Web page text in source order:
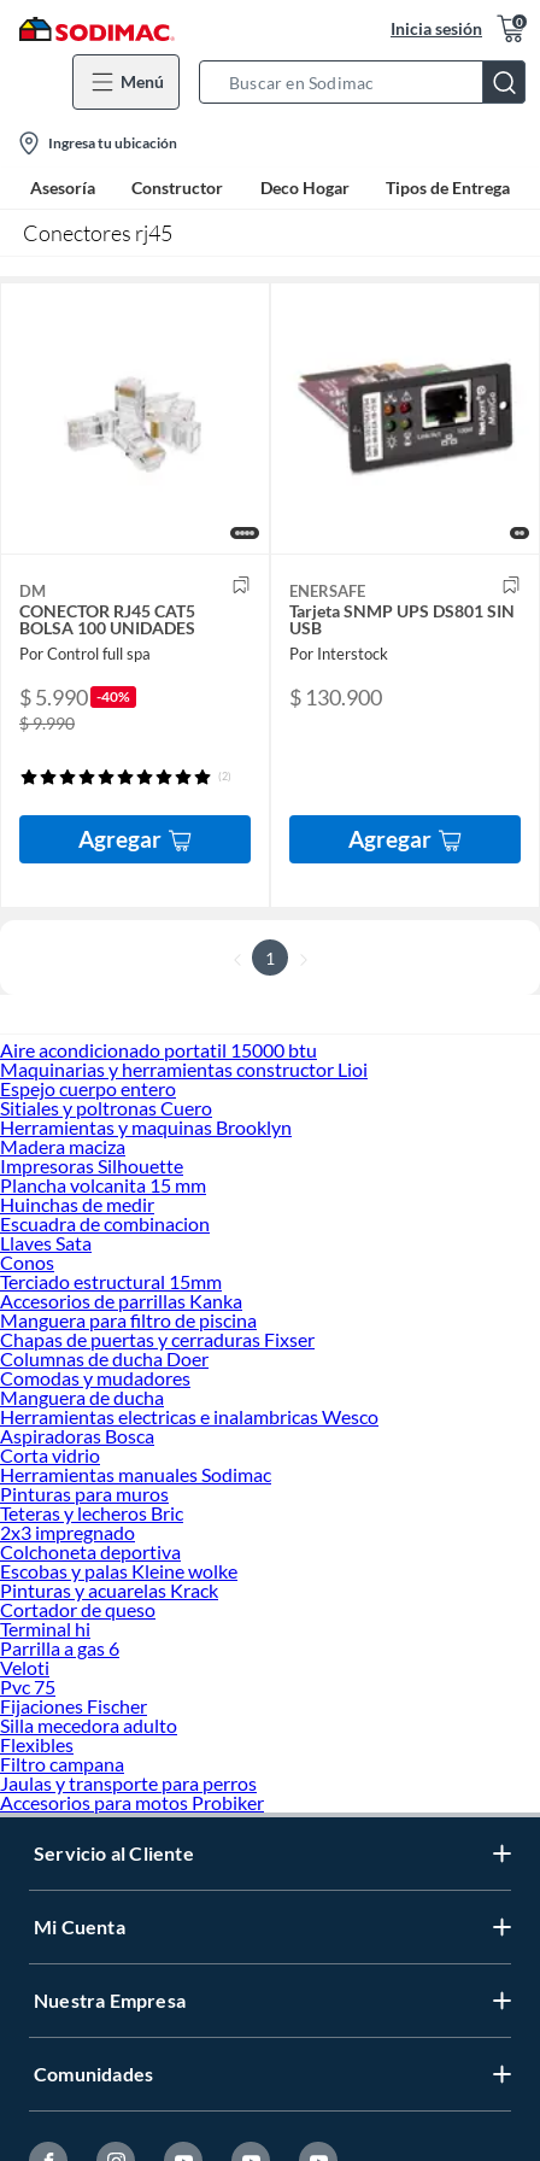
Inicia sesión 0
Menú
Bar
location-
icon
Ingresa tu ubicación
Asesoría Constructor Deco Hogar Tipos de Entrega
Conectores rj45
DM
CONECTOR RJ45 CAT5
BOLSA 100 UNIDADES
Por Control full spa
$ 5.990 -40%
$ 9.990
(2)
Agregar
ENERSAFE
Tarjeta SNMP UPS DS801 SIN
USB
Por Interstock
$ 130.900
Agregar
1
Aire acondicionado portatil 15000 btu
Maquinarias y herramientas constructor Lioi
Espejo cuerpo entero
Sitiales y poltronas Cuero
Herramientas y maquinas Brooklyn
Madera maciza
Impresoras Silhouette
Plancha volcanita 15 mm
Huinchas de medir
Escuadra de combinacion
Llaves Sata
Conos
Terciado estructural 15mm
Accesorios de parrillas Kanka
Manguera para filtro de piscina
Chapas de puertas y cerraduras Fixser
Columnas de ducha Doer
Comodas y mudadores
Manguera de ducha
Herramientas electricas e inalambricas Wesco
Aspiradoras Bosca
Corta vidrio
Herramientas manuales Sodimac
Pinturas para muros
Teteras y lecheros Bric
2x3 impregnado
Colchoneta deportiva
Escobas y palas Kleine wolke
Pinturas y acuarelas Krack
Cortador de queso
Terminal hi
Parrilla a gas 6
Veloti
Pvc 75
Fijaciones Fischer
Silla mecedora adulto
Flexibles
Filtro campana
Jaulas y transporte para perros
Accesorios para motos Probiker
Servicio al Cliente
Mi Cuenta
Nuestra Empresa
Comunidades